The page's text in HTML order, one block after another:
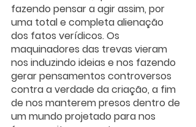
fazendo pensar a agir assim, por
uma total e completa alienação
dos fatos verídicos. Os
maquinadores das trevas vieram
nos induzindo ideias e nos fazendo
gerar pensamentos controversos
contra a verdade da criação, a fim
de nos manterem presos dentro de
um mundo projetado para nos